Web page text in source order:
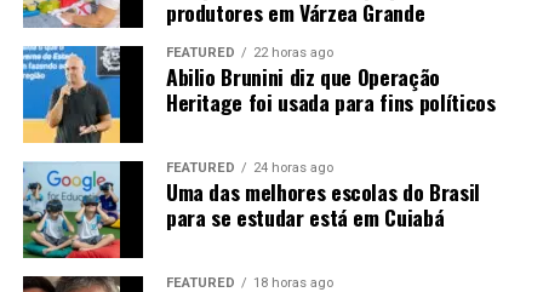
a fragmentação de habitats e os atropelamentos.
A onça-parda é exclusivamente carnívora, mas
apresenta uma dieta bastante variada. De acordo com o
Instituto Onçafari, é uma das espécies mais generalistas
entre os felinos e consegue se adaptar à disponibilidade
de alimento. Quando não encontra presas maiores, pode
se alimentar de animais como lagartos, aves e até
insetos.
produtores em Várzea Grande
FEATURED 22 horas ago
Abilio Brunini diz que Operação
Heritage foi usada para fins políticos
FEATURED 24 horas ago
Uma das melhores escolas do Brasil
para se estudar está em Cuiabá
FEATURED 18 horas ago